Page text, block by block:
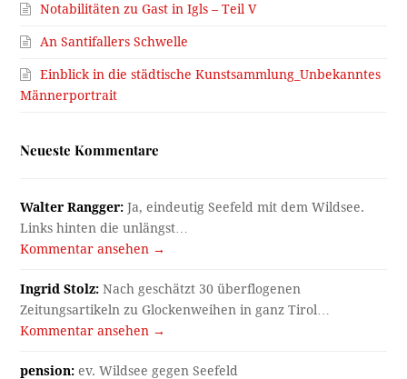
Notabilitäten zu Gast in Igls – Teil V
An Santifallers Schwelle
Einblick in die städtische Kunstsammlung_Unbekanntes
Männerportrait
Neueste Kommentare
Walter Rangger: Ja, eindeutig Seefeld mit dem Wildsee.
Links hinten die unlängst…
Kommentar ansehen →
Ingrid Stolz: Nach geschätzt 30 überflogenen
Zeitungsartikeln zu Glockenweihen in ganz Tirol…
Kommentar ansehen →
pension: ev. Wildsee gegen Seefeld